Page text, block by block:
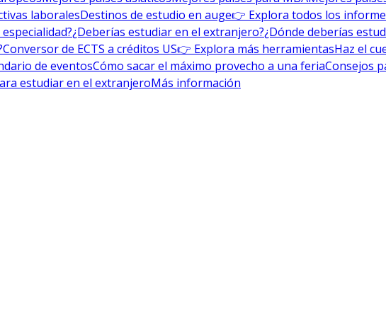
laboralesDestinos de estudio en auge👉 Explora todos los
¿Deberías estudiar en el extranjero?¿Dónde deberías
Conversor de ECTS a créditos US👉 Explora más herramientasHaz el
de eventosCómo sacar el máximo provecho a una feriaConsejos
estudiar en el extranjeroMás información